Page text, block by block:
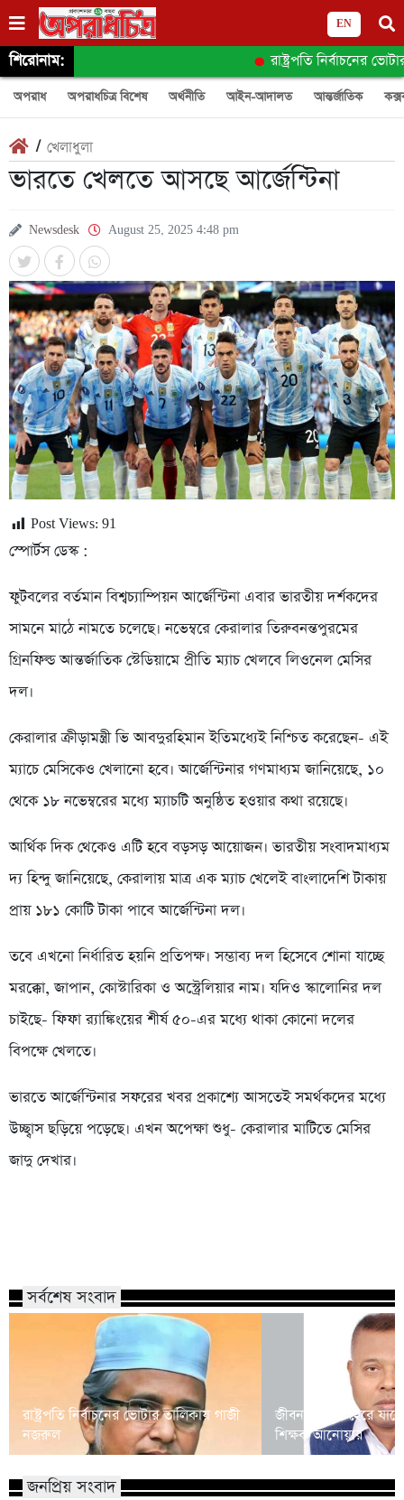
EN
শিরোনাম: রাষ্ট্রপতি নির্বাচনের
অপরাধ অপরাধচিত্র বিশেষ অর্থনীতি আইন-আদালত আন্তর্জাতিক
/ খেলাধুলা
ভারতে খেলতে আসছে আর্জেন্টিনা
Newsdesk August 25, 2025 4:48 pm
Post Views: 91
স্পোর্টস ডেস্ক :
ফুটবলের বর্তমান বিশ্বচ্যাম্পিয়ন আর্জেন্টিনা এবার ভারতীয় দর্শকদের
সামনে মাঠে নামতে চলেছে। নভেম্বরে কেরালার তিরুবনন্তপুরমের
গ্রিনফিল্ড আন্তর্জাতিক স্টেডিয়ামে প্রীতি ম্যাচ খেলবে লিওনেল মেসির
দল।
কেরালার ক্রীড়ামন্ত্রী ভি আবদুরহিমান ইতিমধ্যেই নিশ্চিত করেছেন- এই
ম্যাচে মেসিকেও খেলানো হবে। আর্জেন্টিনার গণমাধ্যম জানিয়েছে, ১০
থেকে ১৮ নভেম্বরের মধ্যে ম্যাচটি অনুষ্ঠিত হওয়ার কথা রয়েছে।
আর্থিক দিক থেকেও এটি হবে বড়সড় আয়োজন। ভারতীয় সংবাদমাধ্যম
দ্য হিন্দু জানিয়েছে, কেরালায় মাত্র এক ম্যাচ খেলেই বাংলাদেশি টাকায়
প্রায় ১৮১ কোটি টাকা পাবে আর্জেন্টিনা দল।
তবে এখনো নির্ধারিত হয়নি প্রতিপক্ষ। সম্ভাব্য দল হিসেবে শোনা যাচ্ছে
মরক্কো, জাপান, কোস্টারিকা ও অস্ট্রেলিয়ার নাম। যদিও স্কালোনির দল
চাইছে- ফিফা র‍্যাঙ্কিংয়ের শীর্ষ ৫০-এর মধ্যে থাকা কোনো দলের
বিপক্ষে খেলতে।
ভারতে আর্জেন্টিনার সফরের খবর প্রকাশ্যে আসতেই সমর্থকদের মধ্যে
উচ্ছ্বাস ছড়িয়ে পড়েছে। এখন অপেক্ষা শুধু- কেরালার মাটিতে মেসির
জাদু দেখার।
সর্বশেষ সংবাদ
রাষ্ট্রপতি নির্বাচনের ভোটার তালিকায় গাজী
নজরুল
জীবনসংগ্রামে হেরে
শিক্ষক আনোয়ার
জনপ্রিয় সংবাদ